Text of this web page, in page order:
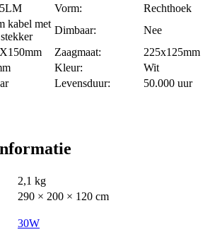
Vorm:
Rechthoek
kabel met
Dimbaar:
Nee
Zaagmaat:
225x125mm
Kleur:
Wit
Levensduur: 50.000 uur
2,1 kg
290 × 200 × 120 cm
30W